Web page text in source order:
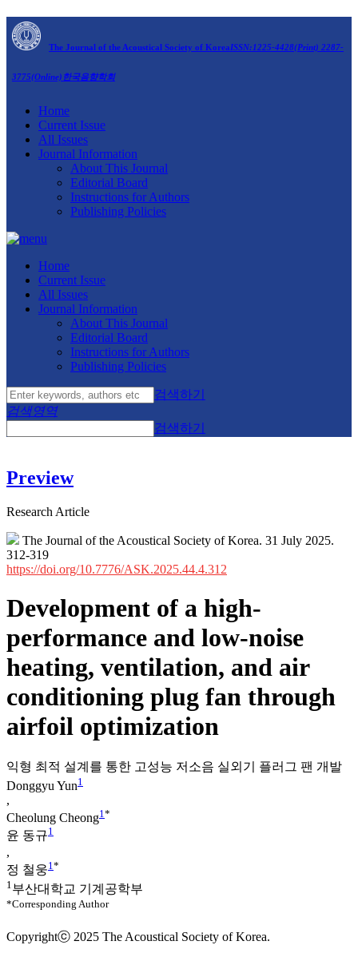
The Journal of the Acoustical Society of KoreaISSN:1225-4428(Print) 2287-
3775(Online) 한국음향학회
Home
Current Issue
All Issues
Journal Information
About This Journal
Editorial Board
Instructions for Authors
Publishing Policies
Home
Current Issue
All Issues
Journal Information
About This Journal
Editorial Board
Instructions for Authors
Publishing Policies
검색하기
검색영역
검색하기
Preview
Research Article
The Journal of the Acoustical Society of Korea. 31 July 2025.
312-319
https://doi.org/10.7776/ASK.2025.44.4.312
Development of a high-
performance and low-noise
heating, ventilation, and air
conditioning plug fan through
airfoil optimization
익형 최적 설계를 통한 고성능 저소음 실외기 플러그 팬 개발
Donggyu Yun1
,
Cheolung Cheong1 *
윤 동규1
,
정 철웅1 *
1 부산대학교 기계공학부
*Corresponding Author
Copyrightⓒ 2025 The Acoustical Society of Korea.